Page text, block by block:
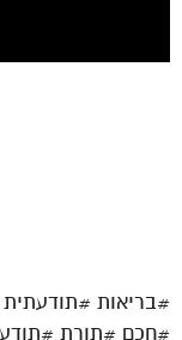
#בריאות
#חכם #תורת